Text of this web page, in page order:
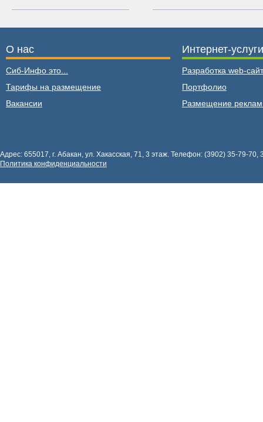
О нас
Сиб-Инфо это...
Тарифы на размещение
Вакансии
Интернет-услуги
Разработка web-
Портфолио
Размещение
Адрес: 655017, г. Абакан, ул. Хакасская, 71, 3 этаж. Телефон: (3902) 35-79-
Политика конфиденциальности